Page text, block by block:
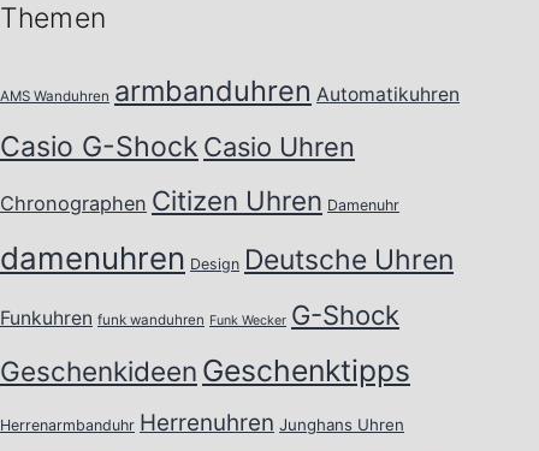
Themen
AMS Wanduhren armbanduhren Automatikuhren
Casio G-Shock Casio Uhren
Chronographen Citizen Uhren Damenuhr
damenuhren Design Deutsche Uhren
Funkuhren funk wanduhren Funk Wecker G-Shock
Geschenkideen Geschenktipps
Herrenarmbanduhr Herrenuhren Junghans Uhren